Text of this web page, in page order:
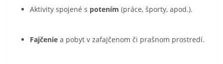
Aktivity spojené s potením (práce, športy, apod.).
Fajčenie a pobyt v zafajčenom či prašnom prostredí.